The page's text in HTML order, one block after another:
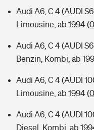
Audi A6, C 4 (AUDI
Limousine, ab 1994
Audi A6, C 4 (AUDI
Benzin, Kombi, ab
Audi A6, C 4 (AUDI
Limousine, ab 1994
Audi A6, C 4 (AUDI
Diesel, Kombi, ab